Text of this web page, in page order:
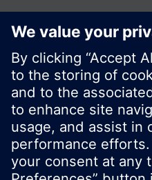
© Siemens Schweiz AG
Preise: unverbindliche
MWSt in EUR